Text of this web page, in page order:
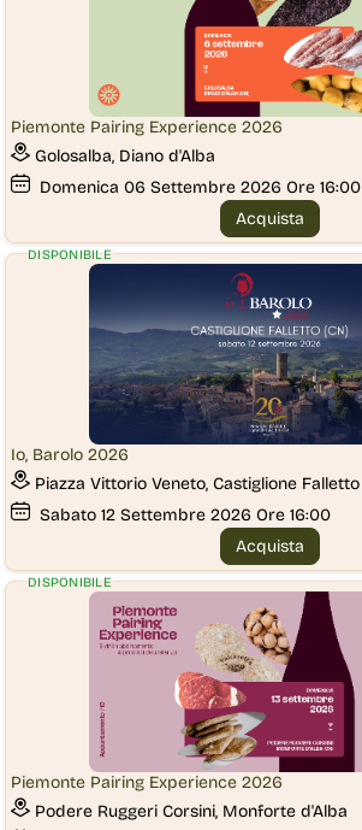
Piemonte Pairing Experience 2026
Golosalba, Diano d'Alba
Domenica 06 Settembre 2026 Ore 16:00
Acquista
Io, Barolo 2026
Piazza Vittorio Veneto, Castiglione Falletto
Sabato 12 Settembre 2026 Ore 16:00
DISPONIBILE
Acquista
Piemonte Pairing Experience 2026
Podere Ruggeri Corsini, Monforte d'Alba
DISPONIBILE